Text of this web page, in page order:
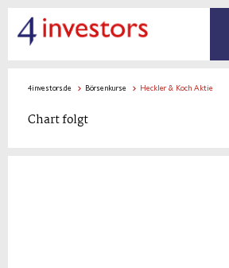
4investors.de Börsenkurse Heckler & Koch Aktie
Chart folgt